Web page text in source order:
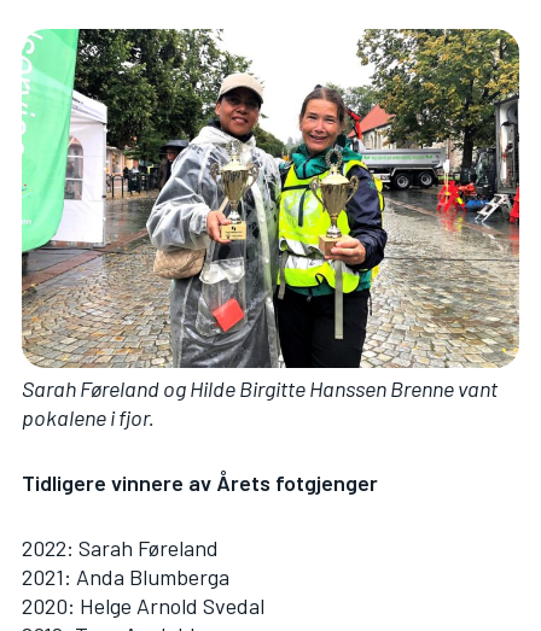
Sarah Føreland og Hilde Birgitte Hanssen Brenne vant
pokalene i fjor.
Tidligere vinnere av Årets fotgjenger
2022: Sarah Føreland
2021: Anda Blumberga
2020: Helge Arnold Svedal